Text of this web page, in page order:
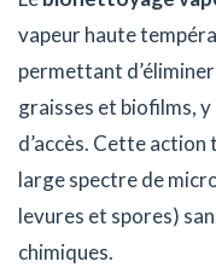
vapeur haute
permettant
graisses et biofilms,
d’accès. Cette
large spectre de
levures et spores)
chimiques.